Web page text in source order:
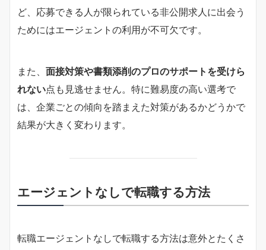
ど、応募できる人が限られている非公開求人に出会う
ためにはエージェントの利用が不可欠です。
また、 面接対策や書類添削のプロのサポートを受けら
れない点も見逃せません。特に難易度の高い選考で
は、企業ごとの傾向を踏まえた対策があるかどうかで
結果が大きく変わります。
エージェントなしで転職する方法
転職エージェントなしで転職する方法は意外とたくさ